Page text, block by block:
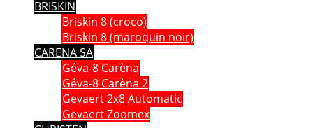
BRISKIN
Briskin 8 (croco)
Briskin 8 (maroquin noir)
CARENA SA
Géva-8 Carèna
Géva-8 Carèna 2
Gevaert 2x8 Automatic
Gevaert Zoomex